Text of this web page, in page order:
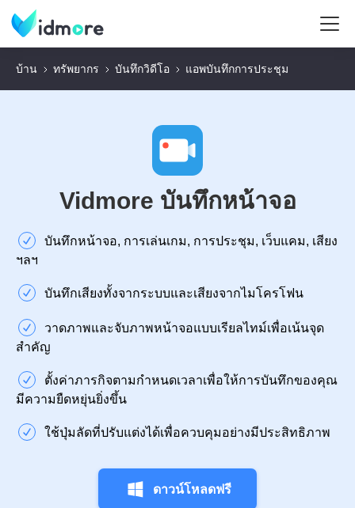
บ้าน ทรัพยากร บันทึกวิดีโอ แอพบันทึกการประชุม
Vidmore บันทึกหน้าจอ
บันทึกหน้าจอ, การเล่นเกม, การประชุม, เว็บแคม, เสียง
ฯลฯ
บันทึกเสียงทั้งจากระบบและเสียงจากไมโครโฟน
วาดภาพและจับภาพหน้าจอแบบเรียลไทม์เพื่อเน้นจุด
สำคัญ
ตั้งค่าภารกิจตามกำหนดเวลาเพื่อให้การบันทึกของคุณ
มีความยืดหยุ่นยิ่งขึ้น
ใช้ปุ่มลัดที่ปรับแต่งได้เพื่อควบคุมอย่างมีประสิทธิภาพ
ดาวน์โหลดฟรี